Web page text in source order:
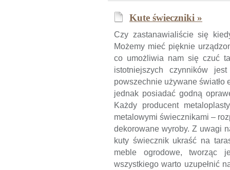
Kute świeczniki »
Czy zastanawialiście się
Możemy mieć pięknie
co umożliwia nam się czuć
istotniejszych czynników
powszechnie używane światło
jednak posiadać godną
Każdy producent
metalowymi świecznikami –
dekorowane wyroby. Z uwagi
kuty świecznik ukraść na
meble ogrodowe, tworząc
wszystkiego warto uzupełnić